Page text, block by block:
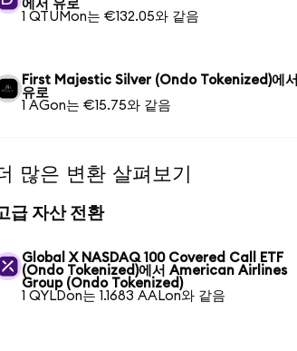
에서 유로
1 QTUMon는 €132.05와 같음
First Majestic Silver (Ondo Tokenized)에서
유로
1 AGon는 €15.75와 같음
많은 변환 살펴보기
급 자산 전환
Global X NASDAQ 100 Covered Call ETF
(Ondo Tokenized)에서 American Airlines
Group (Ondo Tokenized)
1 QYLDon는 1.1683 AALon와 같음